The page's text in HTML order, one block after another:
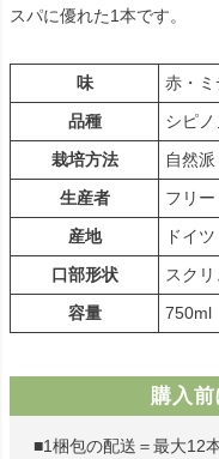
スパに優れた1本です。
味
赤・ミ
品種
シピ
栽培方法
自然派
生産者
フリ
産地
ドイ
口部形状
スクリ
容量
750ml
購入
■1梱包の配送＝最大12